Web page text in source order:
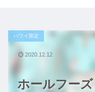
ホールフー
ハワイ限定
2020.12.12